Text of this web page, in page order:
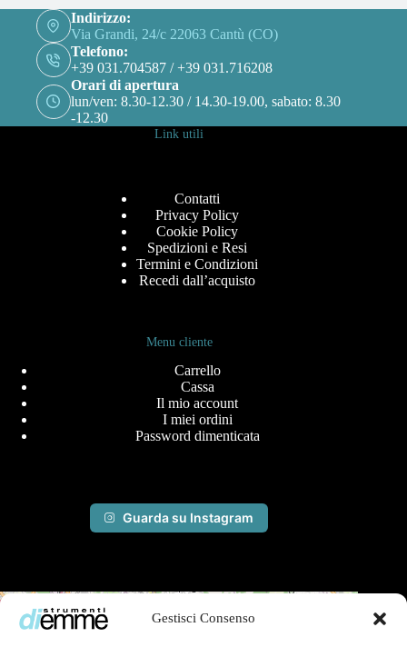
Gestisci Consenso
Indirizzo:
Via Grandi, 24/c 22063 Cantù (CO)
Telefono:
+39 031.704587 / +39 031.716208
Orari di apertura
lun/ven: 8.30-12.30 / 14.30-19.00, sabato: 8.30
-12.30
Link utili
Contatti
Privacy Policy
Cookie Policy
Spedizioni e Resi
Termini e Condizioni
Recedi dall’acquisto
Menu cliente
Carrello
Cassa
Il mio account
I miei ordini
Password dimenticata
Guarda su Instagram
+